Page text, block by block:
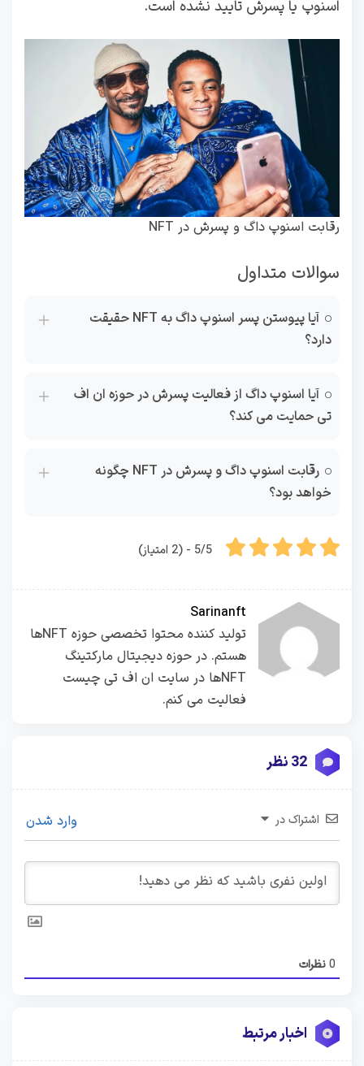
اسنوپ یا پسرش تایید نشده است.
رقابت اسنوپ داگ و پسرش در NFT
سوالات متداول
آیا پیوستن پسر اسنوپ داگ به NFT حقیقت
دارد؟
آیا اسنوپ داگ از فعالیت پسرش در حوزه ان اف
تی حمایت می کند؟
رقابت اسنوپ داگ و پسرش در NFT چگونه
خواهد بود؟
5/5 - (2 امتیاز)
Sarinanft
تولید کننده محتوا تخصصی حوزه NFTها
هستم. در حوزه دیجیتال مارکتینگ
NFTها در سایت ان اف تی چیست
فعالیت می کنم.
اشتراک در وارد شدن
0نظرات
اخبار مرتبط